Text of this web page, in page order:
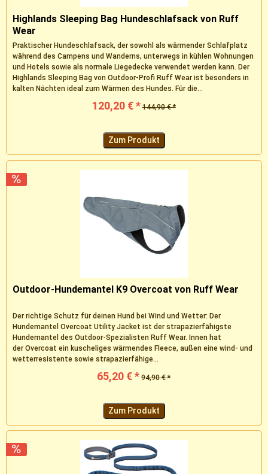
Highlands Sleeping Bag Hundeschlafsack von Ruff
Wear
Praktischer Hundeschlafsack, der sowohl als wärmender Schlafplatz
während des Campens und Wanderns, unterwegs in kühlen Wohnungen
und Hotels sowie als normale Liegedecke verwendet werden kann. Der
Highlands Sleeping Bag von Outdoor-Profi Ruff Wear ist besonders in
kalten Nächten ideal zum Wärmen des Hundes. Für die...
120,20 € * 144,90 € *
Zum Produkt
Outdoor-Hundemantel K9 Overcoat von Ruff Wear
Der richtige Schutz für deinen Hund bei Wind und Wetter: Der
Hundemantel Overcoat Utility Jacket ist der strapazierfähigste
Hundemantel des Outdoor-Spezialisten Ruff Wear. Innen hat
der Overcoat ein kuscheliges wärmendes Fleece, außen eine wind- und
wetterresistente sowie strapazierfähige...
65,20 € * 94,90 € *
Zum Produkt